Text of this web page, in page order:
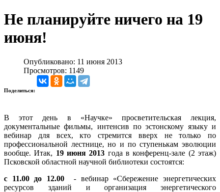
Нe планируйтe ничего на 19
июня!
Опубликовано: 11 июня 2013
Просмотров: 1149
Поделиться:
В этот день в «Научке» просветительская лекция,
документальные фильмы, интенсив по эстонскому языку и
вебинар для всех, кто стремится вверх не только по
профессиональной лестнице, но и по ступенькам эвoлюции
воoбще. Итак, 19 июня 2013 года в конференц-зале (2 этаж)
Псковской областной научной библиотеки состоятся:
с 11.00 до 12.00- вебинар «Сбережение энергетических
ресурсов зданий и организация энергетического